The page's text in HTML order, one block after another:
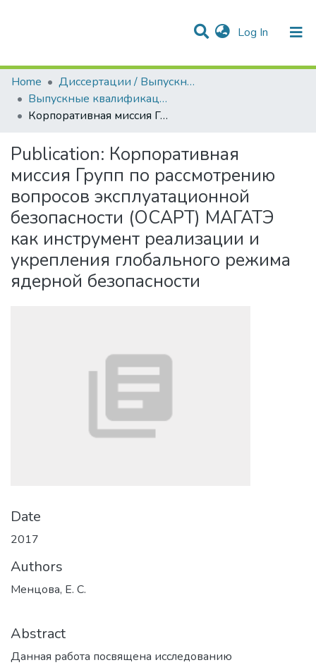
Log In (current)
Communities & Collections
Statistics
All of DSpace
Home
Диссертации / Выпускные квалификационные работы
Выпускные квалификационные работы
Корпоративная миссия Групп по рассмотрению вопросов эксплуатационной безопасности (ОСАРТ) МАГАТЭ как инструмент реализации и укрепления глобального режима ядерной безопасности
Publication: Корпоративная
миссия Групп по рассмотрению
вопросов эксплуатационной
безопасности (ОСАРТ) МАГАТЭ
как инструмент реализации и
укрепления глобального режима
ядерной безопасности
Date
2017
Authors
Менцова, Е. С.
Abstract
Данная работа посвящена исследованию